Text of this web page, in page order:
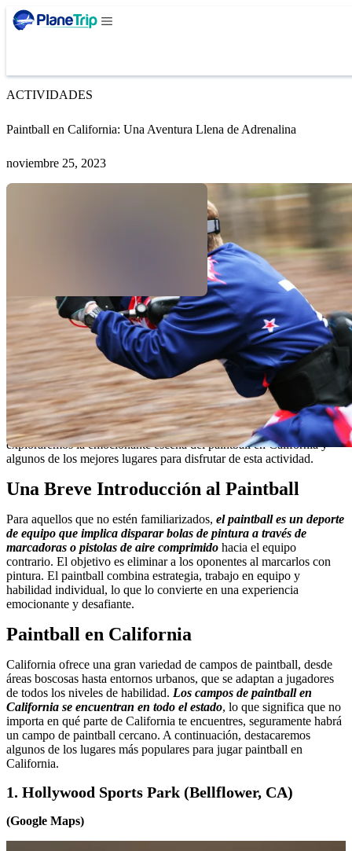
ACTIVIDADES
Paintball en California: Una Aventura Llena de Adrenalina
noviembre 25, 2023
California, conocido por su clima soleado, playas de ensueño y
ciudades vibrantes, es también un destino popular para los amantes
de la acción y la aventura. Entre las numerosas actividades
emocionantes que ofrece el estado dorado, el paintball se destaca
como una opción perfecta para aquellos que buscan una experiencia
llena de adrenalina y diversión al aire libre. En este blog,
exploraremos la emocionante escena del paintball en California y
algunos de los mejores lugares para disfrutar de esta actividad.
Una Breve Introducción al Paintball
Para aquellos que no estén familiarizados, el paintball es un deporte
de equipo que implica disparar bolas de pintura a través de
marcadoras o pistolas de aire comprimido hacia el equipo
contrario. El objetivo es eliminar a los oponentes al marcarlos con
pintura. El paintball combina estrategia, trabajo en equipo y
habilidad individual, lo que lo convierte en una experiencia
emocionante y desafiante.
Paintball en California
California ofrece una gran variedad de campos de paintball, desde
áreas boscosas hasta entornos urbanos, que se adaptan a jugadores
de todos los niveles de habilidad. Los campos de paintball en
California se encuentran en todo el estado, lo que significa que no
importa en qué parte de California te encuentres, seguramente habrá
un campo de paintball cercano. A continuación, destacaremos
algunos de los lugares más populares para jugar paintball en
California.
1. Hollywood Sports Park (Bellflower, CA)
(Google Maps)